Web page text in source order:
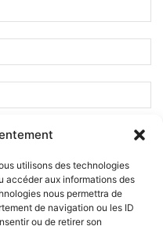
utilisons des technologies
accéder aux informations des
nous permettra de
de navigation ou les ID
ou de retirer son